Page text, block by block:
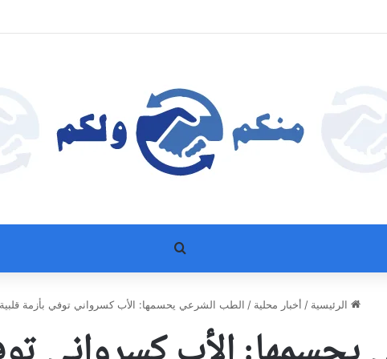
بحث عن
الرئيسية / أخبار محلية / الطب الشرعي يحسمها: الأب كسرواني توفي بأزمة قلبية